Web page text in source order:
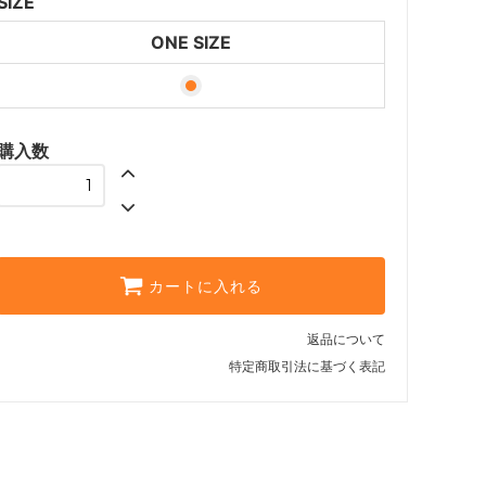
ONE SIZE
入数
カートに入れる
返品について
特定商取引法に基づく表記